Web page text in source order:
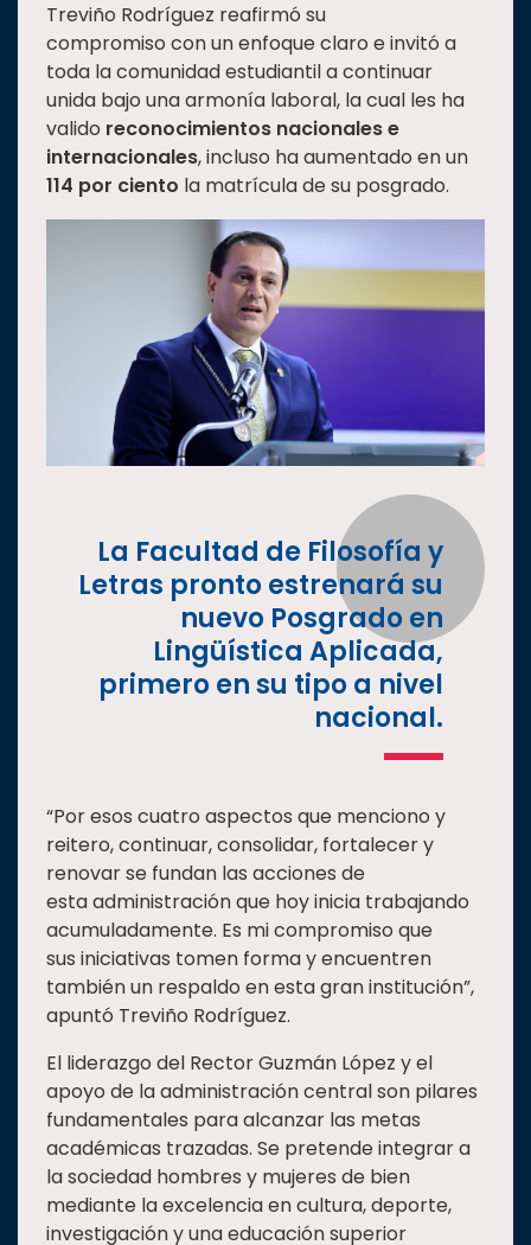
Treviño Rodríguez reafirmó su
compromiso con un enfoque claro e invitó a
toda la comunidad estudiantil a continuar
unida bajo una armonía laboral, la cual les ha
valido reconocimientos nacionales e
internacionales, incluso ha aumentado en un
114 por ciento la matrícula de su posgrado.
La Facultad de Filosofía y
Letras pronto estrenará su
nuevo Posgrado en
Lingüística Aplicada,
primero en su tipo a nivel
nacional.
“Por esos cuatro aspectos que menciono y
reitero, continuar, consolidar, fortalecer y
renovar se fundan las acciones de
esta administración que hoy inicia trabajando
acumuladamente. Es mi compromiso que
sus iniciativas tomen forma y encuentren
también un respaldo en esta gran institución”,
apuntó Treviño Rodríguez.
El liderazgo del Rector Guzmán López y el
apoyo de la administración central son pilares
fundamentales para alcanzar las metas
académicas trazadas. Se pretende integrar a
la sociedad hombres y mujeres de bien
mediante la excelencia en cultura, deporte,
investigación y una educación superior